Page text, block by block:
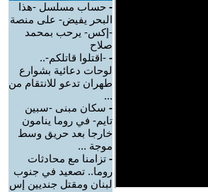
- حساب مسلسل -هذا
البحر يفيض- على منصة
-إكس- يرحب بمحمد
صلاح
- -اقتلوا قاتلكم-..
لوحات دعائية بشوارع
طهران تدعو للانتقام من
...
- سكان مبنى -سبين
تايم- في روما ينامون
خارجا بعد حريق وسط
موجة ...
- تزامنا مع محادثات
روما.. تصعيد في جنوب
لبنان ومقتل جنديين إس